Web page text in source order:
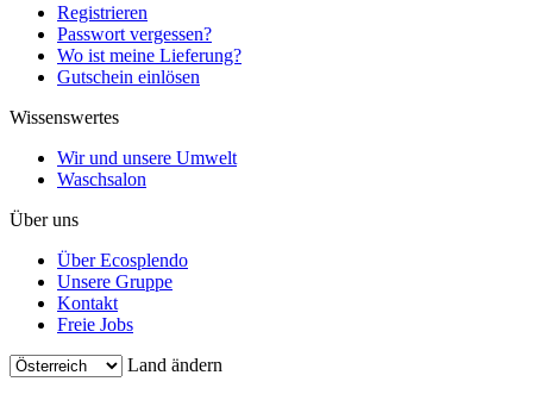
Registrieren
Passwort vergessen?
Wo ist meine Lieferung?
Gutschein einlösen
Wissenswertes
Wir und unsere Umwelt
Waschsalon
Über uns
Über Ecosplendo
Unsere Gruppe
Kontakt
Freie Jobs
Land ändern